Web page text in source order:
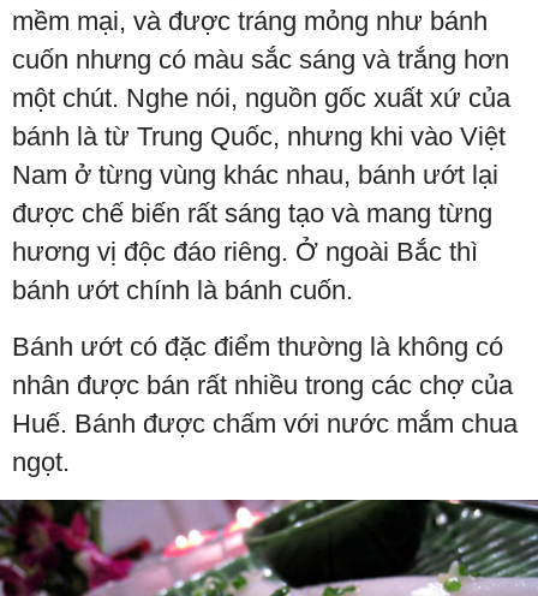
mềm mại, và được tráng mỏng như bánh
cuốn nhưng có màu sắc sáng và trắng hơn
một chút. Nghe nói, nguồn gốc xuất xứ của
bánh là từ Trung Quốc, nhưng khi vào Việt
Nam ở từng vùng khác nhau, bánh ướt lại
được chế biến rất sáng tạo và mang từng
hương vị độc đáo riêng. Ở ngoài Bắc thì
bánh ướt chính là bánh cuốn.
Bánh ướt có đặc điểm thường là không có
nhân được bán rất nhiều trong các chợ của
Huế. Bánh được chấm với nước mắm chua
ngọt.